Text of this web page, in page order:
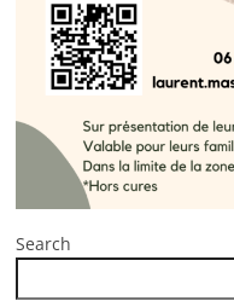
Search